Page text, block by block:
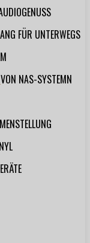
FÜR UNTERWEGS
VON NAS-SYSTEMN